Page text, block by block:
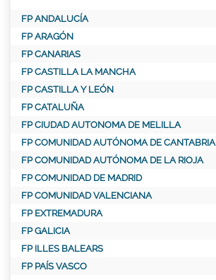
FP ANDALUCÍA
FP ARAGÓN
FP CANARIAS
FP CASTILLA LA MANCHA
FP CASTILLA Y LEÓN
FP CATALUÑA
FP CIUDAD AUTONOMA DE MELILLA
FP COMUNIDAD AUTÓNOMA DE CANTABRIA
FP COMUNIDAD AUTÓNOMA DE LA RIOJA
FP COMUNIDAD DE MADRID
FP COMUNIDAD VALENCIANA
FP EXTREMADURA
FP GALICIA
FP ILLES BALEARS
FP PAÍS VASCO